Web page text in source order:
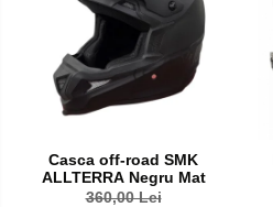
Casca off-road SMK
ALLTERRA Negru Mat
360,00 Lei